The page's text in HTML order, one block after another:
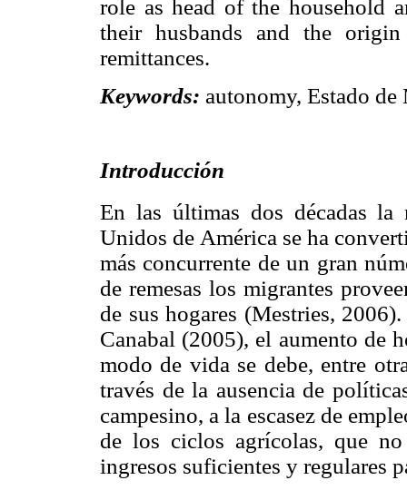
role as head of the household
their husbands and the
remittances.
Keywords: autonomy, Estado
Introducción
En las últimas dos décadas la
Unidos de América se ha
más concurrente de un gran
de remesas los migrantes
de sus hogares (Mestries,
Canabal (2005), el aumento de
modo de vida se debe, entre
través de la ausencia de
campesino, a la escasez de
de los ciclos agrícolas, que
ingresos suficientes y regulares